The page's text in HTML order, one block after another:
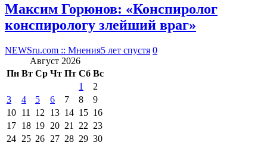
Максим Горюнов: «Конспиролог
конспирологу злейший враг»
NEWSru.com :: Мнения5 лет спустя 0
Август 2026
Пн Вт Ср Чт Пт Сб Вс
1
2
3
4 5 6 7 8
9
10 11 12 13 14 15 16
17 18 19 20 21 22 23
24 25 26 27 28 29 30